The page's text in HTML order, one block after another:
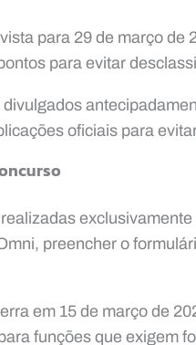
para 29 de março de
para evitar
oficiais para
preencher o
em 15 de março de
funções que exigem